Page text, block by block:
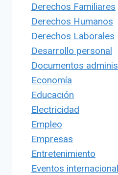
Derechos Familiares
Derechos Humanos
Derechos Laborales
Desarrollo personal
Documentos
Economía
Educación
Electricidad
Empleo
Empresas
Entretenimiento
Eventos